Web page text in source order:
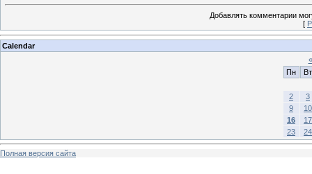
Добавлять комментарии
[
Calendar
«
Пн
Вт
2
3
9
10
16
17
23
24
Полная версия сайта